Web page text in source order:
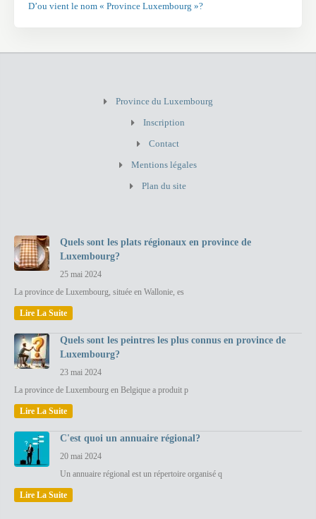
D’ou vient le nom « Province Luxembourg »?
Province du Luxembourg
Inscription
Contact
Mentions légales
Plan du site
Quels sont les plats régionaux en province de
Luxembourg?
25 mai 2024
La province de Luxembourg, située en Wallonie, es
Lire La Suite
Quels sont les peintres les plus connus en province de
Luxembourg?
23 mai 2024
La province de Luxembourg en Belgique a produit p
Lire La Suite
C'est quoi un annuaire régional?
20 mai 2024
Un annuaire régional est un répertoire organisé q
Lire La Suite